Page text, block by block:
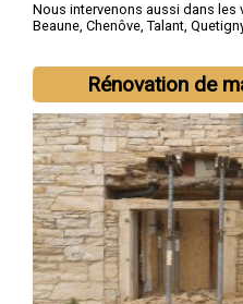
Nous intervenons aussi dans les
Beaune, Chenôve, Talant,
Rénovation de